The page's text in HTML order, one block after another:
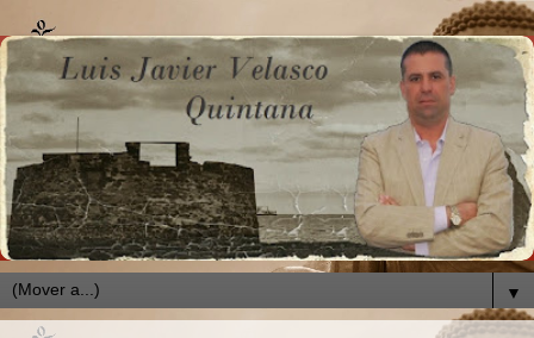
▼